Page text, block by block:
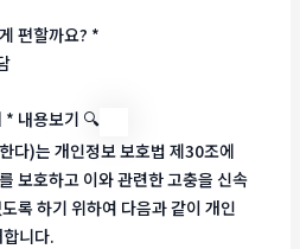
편할까요? *
* 내용보기 🔍
다)는 개인정보 보호법 제30조에
보호하고 이와 관련한 고충을 신속
록 하기 위하여 다음과 같이 개인
니다.